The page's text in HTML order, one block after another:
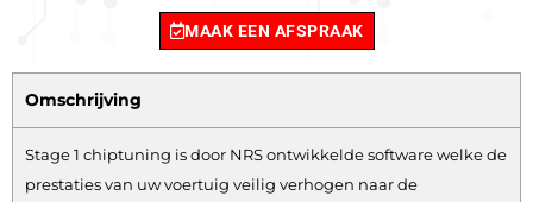
MAAK EEN AFSPRAAK
Omschrijving
Stage 1 chiptuning is door NRS ontwikkelde software welke de
prestaties van uw voertuig veilig verhogen naar de